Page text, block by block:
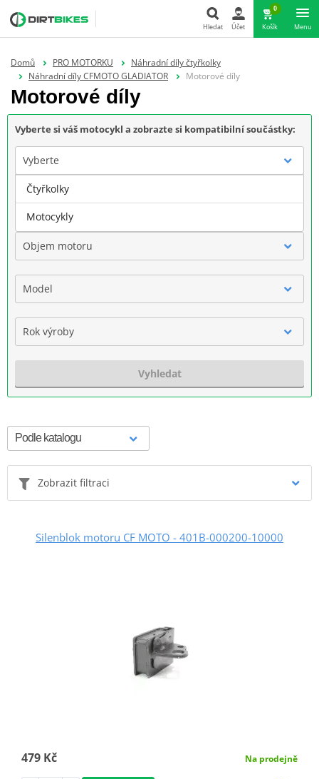
Hledat Účet
0
Košík Menu
Domů PRO MOTORKU
Náhradní díly čtyřkolky
Náhradní díly CFMOTO GLADIATOR
Motorové díly
Motorové díly
Vyberte si váš motocykl a zobrazte si kompatibilní součástky:
Vyberte
Značka
Objem motoru
Model
Rok výroby
Vyhledat
Zobrazit filtraci
Silenblok motoru CF MOTO - 401B-000200-10000
479 Kč Na prodejně
Čtyřkolky
Motocykly